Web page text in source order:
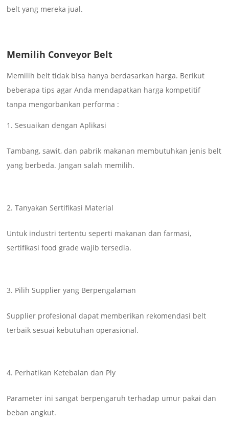
belt yang mereka jual.
Memilih Conveyor Belt
Memilih belt tidak bisa hanya berdasarkan harga. Berikut
beberapa tips agar Anda mendapatkan harga kompetitif
tanpa mengorbankan performa :
Sesuaikan dengan Aplikasi
Tambang, sawit, dan pabrik makanan membutuhkan jenis belt
yang berbeda. Jangan salah memilih.
Tanyakan Sertifikasi Material
Untuk industri tertentu seperti makanan dan farmasi,
sertifikasi food grade wajib tersedia.
Pilih Supplier yang Berpengalaman
Supplier profesional dapat memberikan rekomendasi belt
terbaik sesuai kebutuhan operasional.
Perhatikan Ketebalan dan Ply
Parameter ini sangat berpengaruh terhadap umur pakai dan
beban angkut.